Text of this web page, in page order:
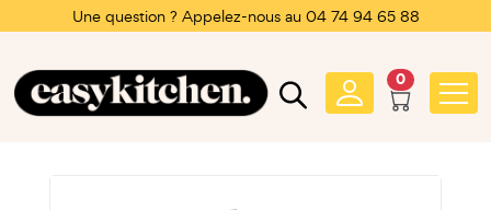
Une question ? Appelez-nous au 04 74 94 65 88
0